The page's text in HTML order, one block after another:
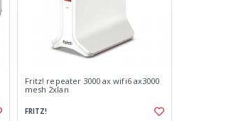
Fritz! repeater 3000 ax wifi6 ax3000
mesh 2xlan
FRITZ!